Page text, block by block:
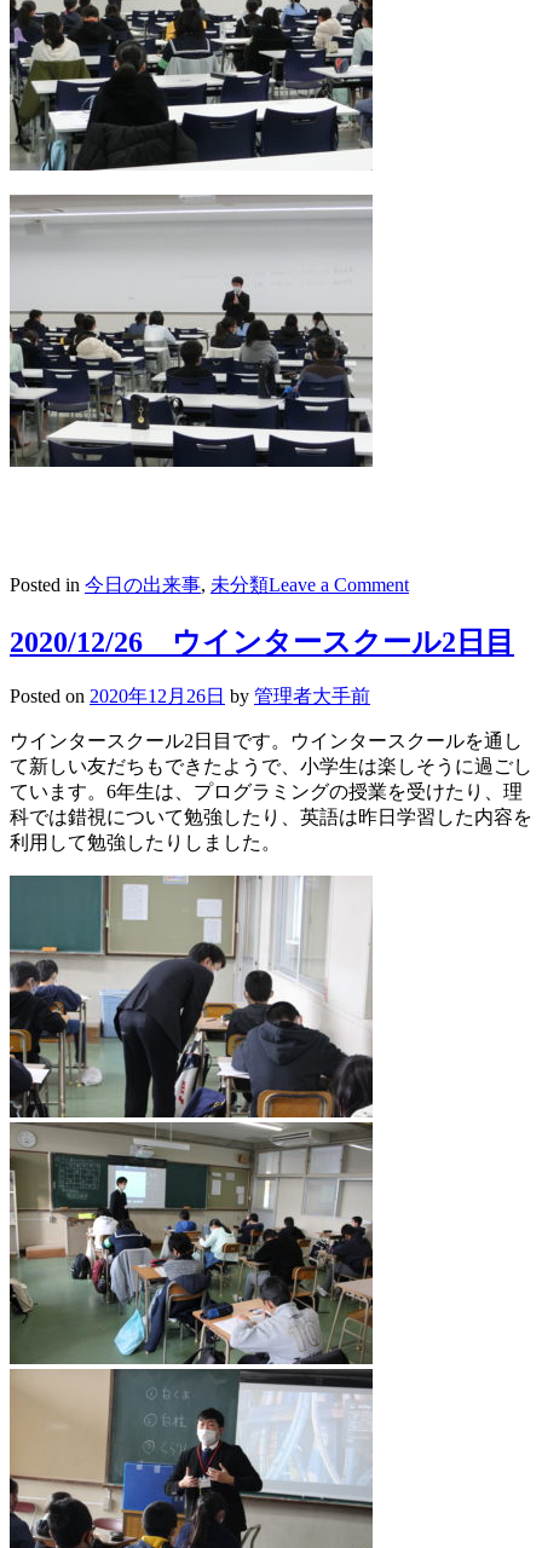
Posted in 今日の出来事, 未分類Leave a Commenton
ウ
イ
ー
ス
ク
ー
ル
2020/12/26 ウインタースクール2日目
Posted on 2020年12月26日 by 管理者大手前
ウインタースクール2日目です。ウインタースクールを通し
て新しい友だちもできたようで、小学生は楽しそうに過ごし
ています。6年生は、プログラミングの授業を受けたり、理
科では錯視について勉強したり、英語は昨日学習した内容を
利用して勉強したりしました。